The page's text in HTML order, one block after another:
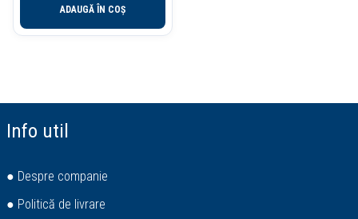
ADAUGĂ ÎN COȘ
Info util
● Despre companie
● Politică de livrare